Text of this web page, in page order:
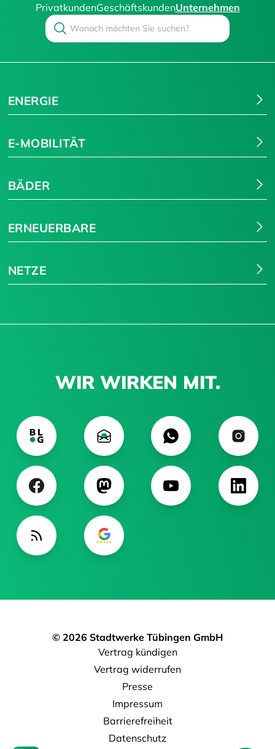
PrivatkundenGeschäftskundenUnternehmen
Search
ENERGIE
E-MOBILITÄT
BÄDER
ERNEUERBARE
NETZE
WIR WIRKEN MIT.
© 2026 Stadtwerke Tübingen GmbH
Vertrag kündigen
Vertrag widerrufen
Presse
Impressum
Barrierefreiheit
Datenschutz